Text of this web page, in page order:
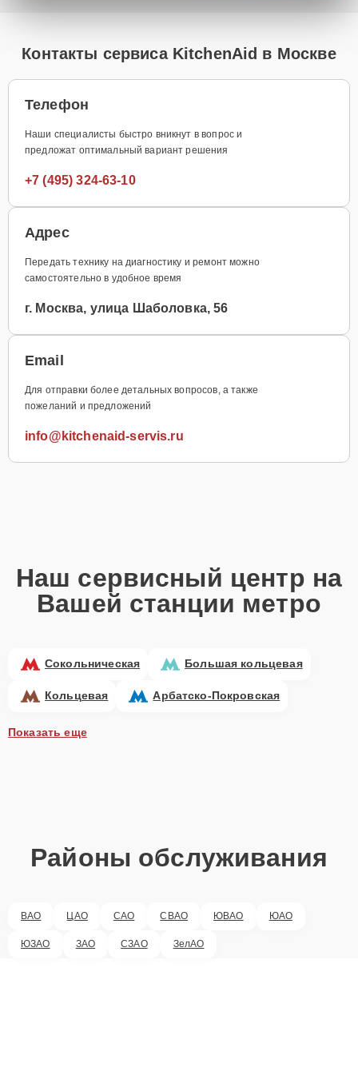
Контакты сервиса KitchenAid в Москве
Телефон
Наши специалисты быстро вникнут в вопрос и
предложат оптимальный вариант решения
+7 (495) 324-63-10
Адрес
Передать технику на диагностику и ремонт можно
самостоятельно в удобное время
г. Москва, улица Шаболовка, 56
Email
Для отправки более детальных вопросов, а также
пожеланий и предложений
info@kitchenaid-servis.ru
Наш сервисный центр на
Вашей станции метро
Сокольническая Большая кольцевая
Кольцевая Арбатско-Покровская
Показать еще
Районы обслуживания
ВАО ЦАО САО СВАО ЮВАО ЮАО
ЮЗАО ЗАО СЗАО ЗелАО